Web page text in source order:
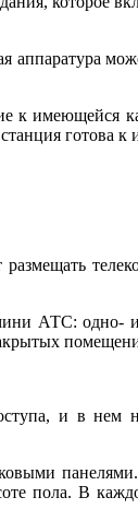
к имеющейся
готова к
АТС: одно-
и в нем
пола. В